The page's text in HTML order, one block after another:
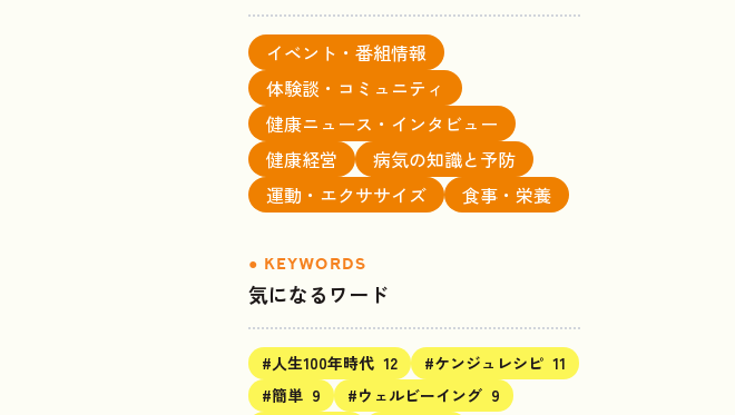
イベント・番組情報
体験談・コミュニティ
健康ニュース・インタビュー
健康経営
病気の知識と予防
運動・エクササイズ
食事・栄養
気になるワード
#人生100年時代 12 #ケンジュレシピ 11
#簡単 9 #ウェルビーイング 9